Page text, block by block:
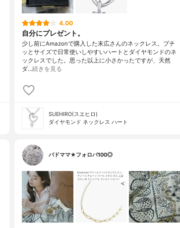
4.00
自分にプレゼント。
少し前にAmazonで購入した末広さんのネックレス。プチ
ッとサイズで日常使いしやすいハートとダイヤモンドのネ
ックレスでした。思った以上に小さかったですが、天然
ダ…続きを見る
SUEHIRO(スエヒロ)
ダイヤモンド ネックレス ハート
バドママ★フォロバ100◎